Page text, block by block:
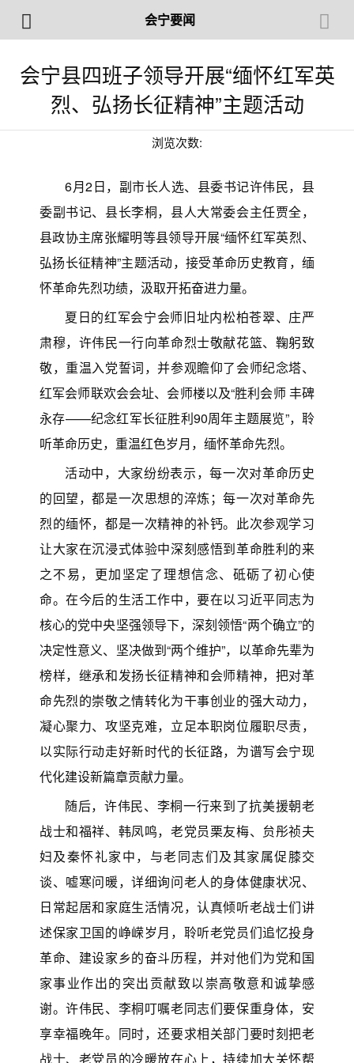
会宁要闻
会宁县四班子领导开展“缅怀红军英
烈、弘扬长征精神”主题活动
浏览次数:
6月2日，副市长人选、县委书记许伟民，县
委副书记、县长李桐，县人大常委会主任贾全，
县政协主席张耀明等县领导开展“缅怀红军英烈、
弘扬长征精神”主题活动，接受革命历史教育，缅
怀革命先烈功绩，汲取开拓奋进力量。
夏日的红军会宁会师旧址内松柏苍翠、庄严
肃穆，许伟民一行向革命烈士敬献花篮、鞠躬致
敬，重温入党誓词，并参观瞻仰了会师纪念塔、
红军会师联欢会会址、会师楼以及“胜利会师 丰碑
永存——纪念红军长征胜利90周年主题展览”，聆
听革命历史，重温红色岁月，缅怀革命先烈。
活动中，大家纷纷表示，每一次对革命历史
的回望，都是一次思想的淬炼；每一次对革命先
烈的缅怀，都是一次精神的补钙。此次参观学习
让大家在沉浸式体验中深刻感悟到革命胜利的来
之不易，更加坚定了理想信念、砥砺了初心使
命。在今后的生活工作中，要在以习近平同志为
核心的党中央坚强领导下，深刻领悟“两个确立”的
决定性意义、坚决做到“两个维护”，以革命先辈为
榜样，继承和发扬长征精神和会师精神，把对革
命先烈的崇敬之情转化为干事创业的强大动力，
凝心聚力、攻坚克难，立足本职岗位履职尽责，
以实际行动走好新时代的长征路，为谱写会宁现
代化建设新篇章贡献力量。
随后，许伟民、李桐一行来到了抗美援朝老
战士和福祥、韩凤鸣，老党员栗友梅、贠彤祯夫
妇及秦怀礼家中，与老同志们及其家属促膝交
谈、嘘寒问暖，详细询问老人的身体健康状况、
日常起居和家庭生活情况，认真倾听老战士们讲
述保家卫国的峥嵘岁月，聆听老党员们追忆投身
革命、建设家乡的奋斗历程，并对他们为党和国
家事业作出的突出贡献致以崇高敬意和诚挚感
谢。许伟民、李桐叮嘱老同志们要保重身体，安
享幸福晚年。同时，还要求相关部门要时刻把老
战士、老党员的冷暖放在心上，持续加大关怀帮